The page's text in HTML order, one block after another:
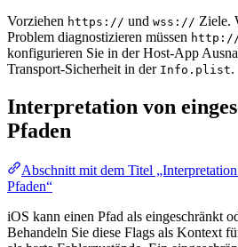
Vorziehen https:// und wss:// Ziele.
Problem diagnostizieren müssen
konfigurieren Sie in der Host-App
Transport-Sicherheit in der Info.plist.
Interpretation von
Pfaden
Abschnitt mit dem Titel
Pfaden“
iOS kann einen Pfad als eingeschränkt
Behandeln Sie diese Flags als Kontext